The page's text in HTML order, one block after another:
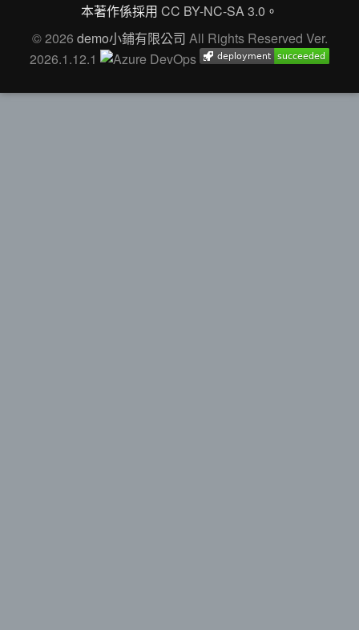
本著作係採用 CC BY-NC-SA 3.0 。
© 2026 demo小鋪有限公司 All Rights Reserved Ver.
2026.1.12.1